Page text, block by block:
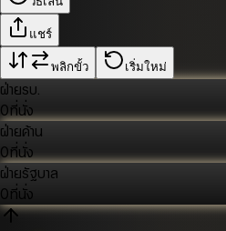
แชร์
พลิกขั้ว เริ่มใหม่
ฝ่ายรบ.
0ที่นั่ง
ฝ่ายค้าน
0ที่นั่ง
ฝ่ายรัฐบาล
0ที่นั่ง